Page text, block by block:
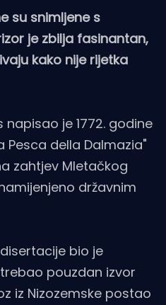
su snimljene s
je zbilja fasinantan,
kako nije rijetka
je 1772. godine
Pesca della Dalmazia"
zahtjev Mletačkog
državnim
bio je
pouzdan izvor
iz Nizozemske postao